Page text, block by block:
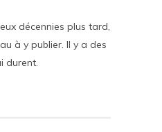
décennies plus tard,
à y publier. Il y a des
durent.